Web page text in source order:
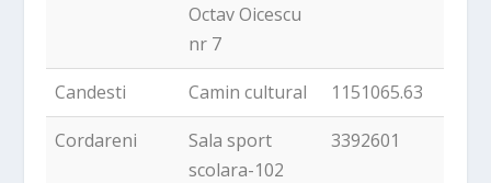
Octav Oicescu
nr 7
Candesti Camin cultural
1151065.63
Cordareni
Sala sport
scolara-102
3392601